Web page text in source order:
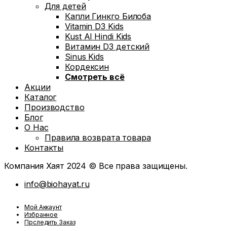
Для детей
Капли Гинкго Билоба
Vitamin D3 Kids
Kust Al Hindi Kids
Витамин D3 детский
Sinus Kids
Кордексин
Смотреть всё
Акции
Каталог
Производство
Блог
О Нас
Правила возврата товара
Контакты
Компания Хаят 2024 © Все права защищены.
info@biohayat.ru
Мой Аккаунт
Избранное
Прследить Заказ